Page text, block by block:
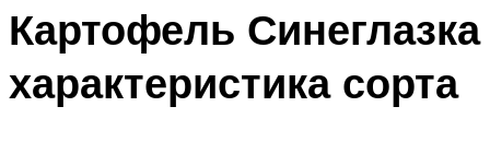
Картофель Синеглазка
характеристика сорта